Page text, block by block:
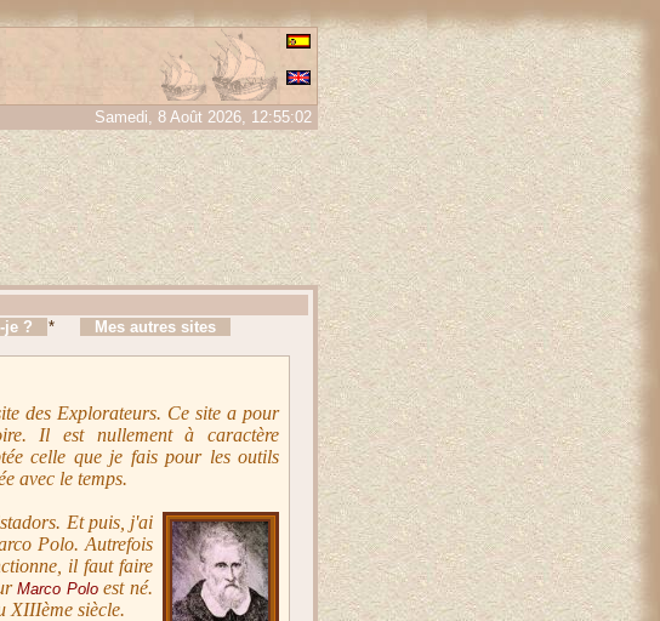
En savoir plus ou s'opposer
Samedi, 8 Août 2026, 12:55:02
je ? * Mes autres sites
des Explorateurs. Ce site a pour
Il est nullement à caractère
celle que je fais pour les outils
avec le temps.
Et puis, j'ai
Polo. Autrefois
il faut faire
Marco Poloest né.
XIIIème siècle.